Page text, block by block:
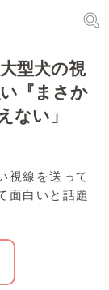
型犬の視
『まさか
ない」
視線を送って
面白いと話題